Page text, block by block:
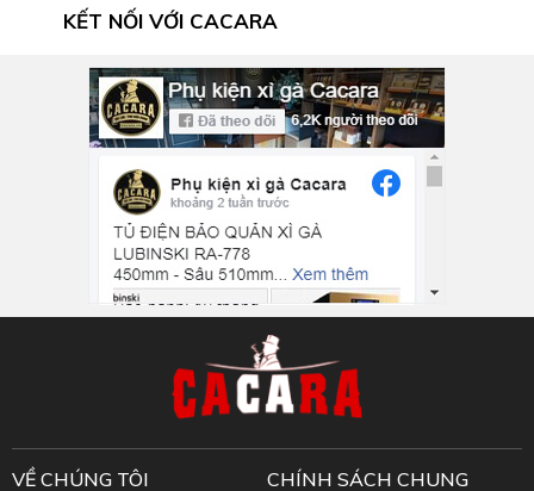
KẾT NỐI VỚI CACARA
VỀ CHÚNG TÔI CHÍNH SÁCH CHUNG